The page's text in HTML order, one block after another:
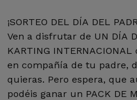
¡SORTEO DEL DÍA DEL
Ven a disfrutar de UN DÍA
KARTING
en compañía de tu padre,
quieras. Pero espera, que
podéis ganar un PACK DE